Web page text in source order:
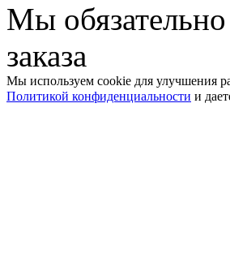
Мы
заказа
Мы используем cookie для улучшения
Политикой конфиденциальности и